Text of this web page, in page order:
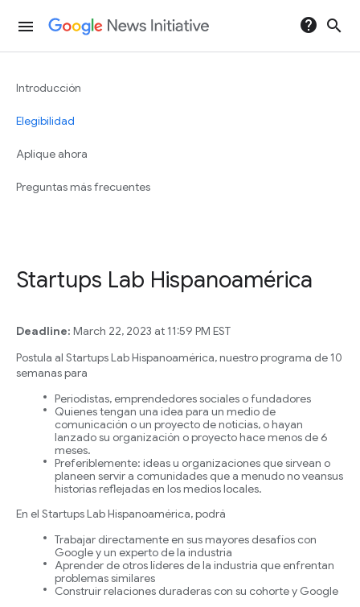
menu help search
Introducción
Elegibilidad
Aplique ahora
Preguntas más frecuentes
Startups Lab Hispanoamérica
Deadline: March 22, 2023 at 11:59 PM EST
Postula al Startups Lab Hispanoamérica, nuestro programa de 10
semanas para
Periodistas, emprendedores sociales o fundadores
Quienes tengan una idea para un medio de
comunicación o un proyecto de noticias, o hayan
lanzado su organización o proyecto hace menos de 6
meses.
Preferiblemente: ideas u organizaciones que sirvean o
planeen servir a comunidades que a menudo no veansus
historias reflejadas en los medios locales.
En el Startups Lab Hispanoamérica, podrá
Trabajar directamente en sus mayores desafíos con
Google y un experto de la industria
Aprender de otros líderes de la industria que enfrentan
problemas similares
Construir relaciones duraderas con su cohorte y Google